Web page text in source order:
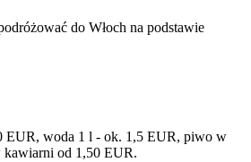
do Włoch na podstawie
EUR, woda 1 l - ok. 1,5 EUR, piwo w
od 1,50 EUR.